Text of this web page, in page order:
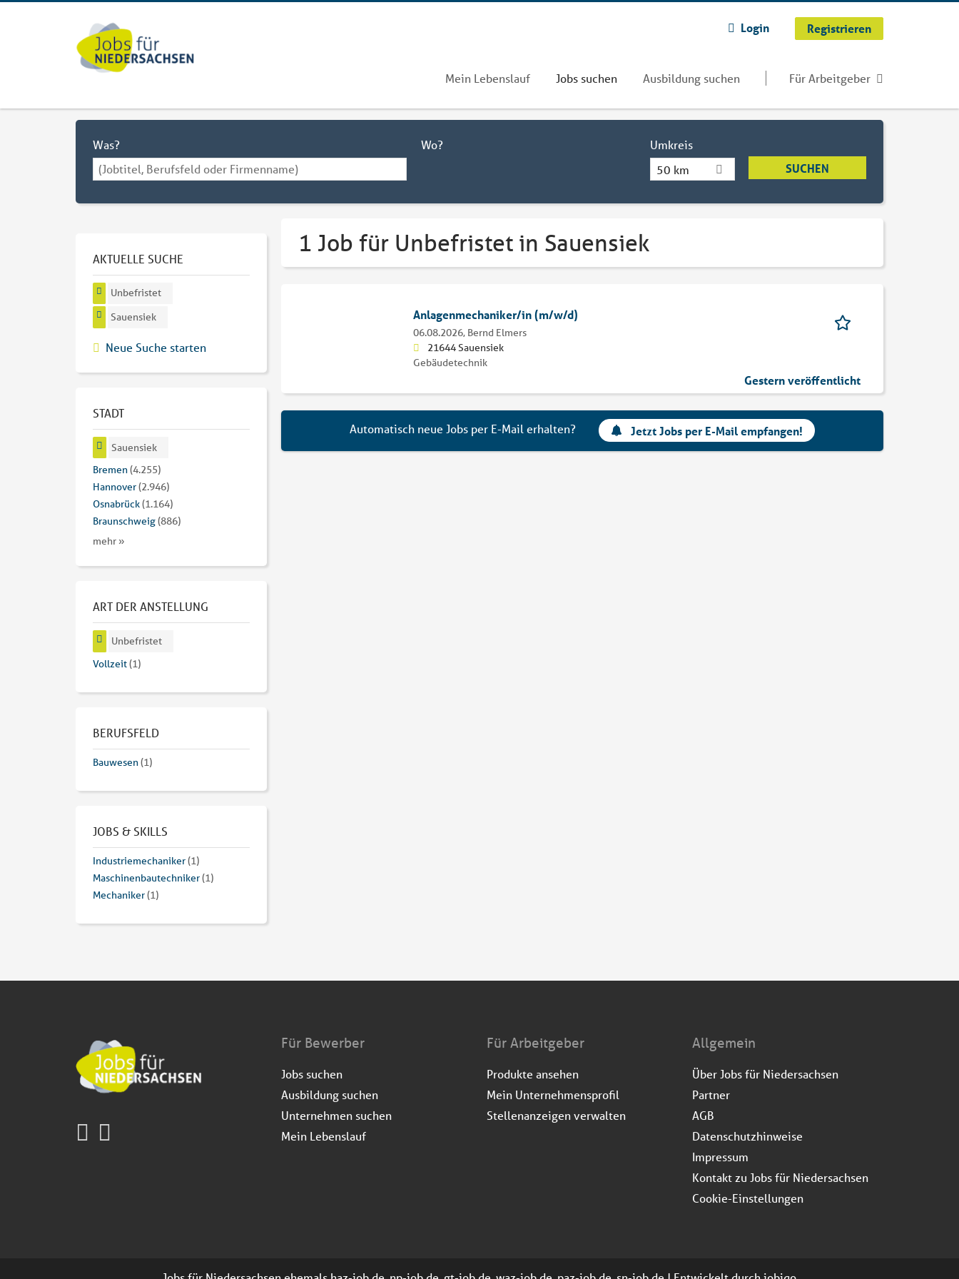
Login Registrieren
Mein Lebenslauf Jobs suchen Ausbildung suchen Für Arbeitgeber
Was? Wo?
Umkreis
50 km
1 Job für Unbefristet in Sauensiek
Anlagenmechaniker/in (m/w/d)
06.08.2026, Bernd Elmers
21644 Sauensiek
Gebäudetechnik
Gestern veröffentlicht
Automatisch neue Jobs per E-Mail erhalten? Jetzt Jobs per E-Mail empfangen!
AKTUELLE SUCHE
Unbefristet
Sauensiek
Neue Suche starten
STADT
Sauensiek
Bremen(4.255)
Hannover(2.946)
Osnabrück(1.164)
Braunschweig(886)
mehr »
ART DER ANSTELLUNG
Unbefristet
Vollzeit(1)
BERUFSFELD
Bauwesen(1)
JOBS & SKILLS
Industriemechaniker(1)
Maschinenbautechniker(1)
Mechaniker(1)
Für Bewerber
Jobs suchen
Ausbildung suchen
Unternehmen suchen
Mein Lebenslauf
Für Arbeitgeber
Produkte ansehen
Mein Unternehmensprofil
Stellenanzeigen verwalten
Allgemein
Über Jobs für Niedersachsen
Partner
AGB
Datenschutzhinweise
Impressum
Kontakt zu Jobs für Niedersachsen
Cookie-Einstellungen